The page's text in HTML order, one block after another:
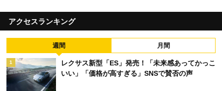
アクセスランキング
週間 月間
1
レクサス新型「ES」発売！「未来感あってかっこ
いい」「価格が高すぎる」SNSで賛否の声